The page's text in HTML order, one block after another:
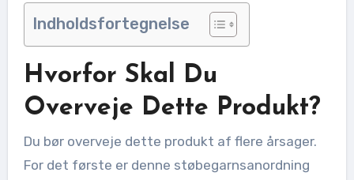
Indholdsfortegnelse
Hvorfor Skal Du
Overveje Dette Produkt?
Du bør overveje dette produkt af flere årsager.
For det første er denne støbegarnsanordning